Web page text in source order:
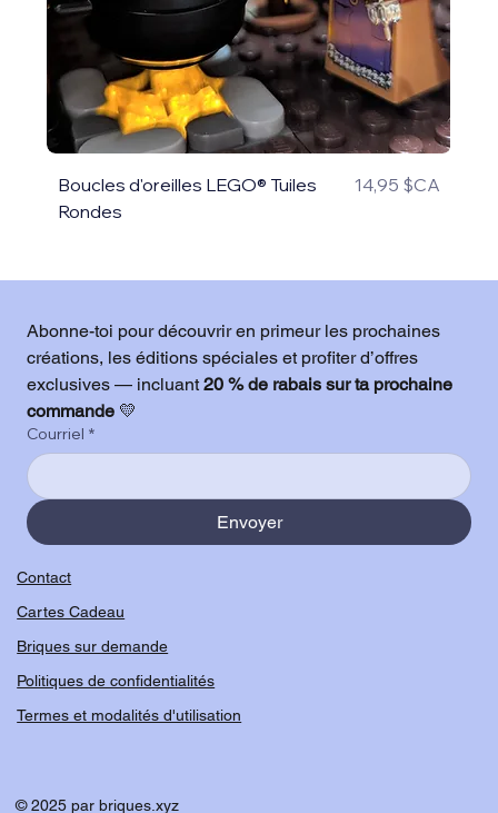
Boucles d'oreilles LEGO® Tuiles
Rondes
Prix
14,95 $CA
Abonne-toi pour découvrir en primeur les prochaines
créations, les éditions spéciales et profiter d’offres
exclusives — incluant 20 % de rabais sur ta prochaine
commande 💛
Courriel *
Envoyer
© 2025 par briques.xyz
Contact
Cartes Cadeau
Briques sur demande
Politiques de confidentialités
Termes et modalités d'utilisation